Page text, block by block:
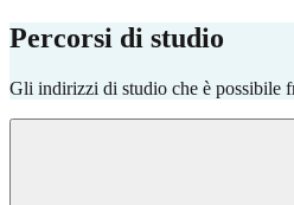
Percorsi di studio
Gli indirizzi di studio che è possibile